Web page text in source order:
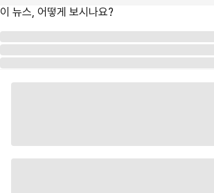
이 뉴스, 어떻게 보시나요?